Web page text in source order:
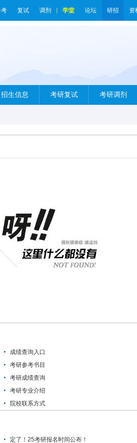
复试 调剂 学堂 论坛 研招 资
招生信息 考研复试 考研调剂
成绩查询入口
考研参考书目
考研成绩查询
考研专业介绍
院校联系方式
定了！25考研报名时间公布！